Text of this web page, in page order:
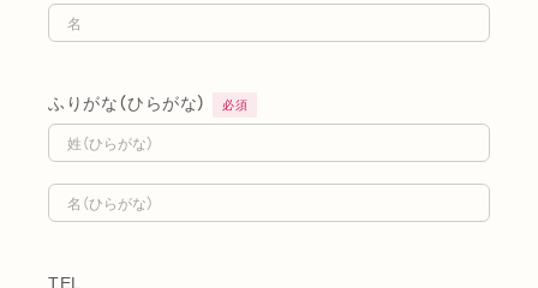
ふりがな（ひらがな） 必須
TEL